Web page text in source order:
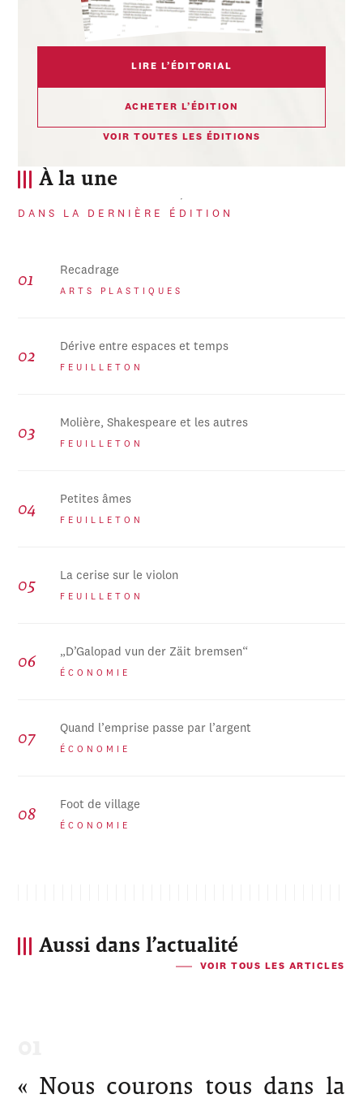
À la une
DANS LA DERNIÈRE ÉDITION
Recadrage
ARTS PLASTIQUES
Dérive entre espaces et temps
FEUILLETON
Molière, Shakespeare et les autres
FEUILLETON
Petites âmes
FEUILLETON
La cerise sur le violon
FEUILLETON
„D’Galopad vun der Zäit bremsen“
ÉCONOMIE
Quand l’emprise passe par l’argent
ÉCONOMIE
Foot de village
ÉCONOMIE
LIRE L’ÉDITORIAL
ACHETER L’ÉDITION
VOIR TOUTES LES ÉDITIONS
Aussi dans l’actualité
VOIR TOUS LES ARTICLES
« Nous courons tous dans la